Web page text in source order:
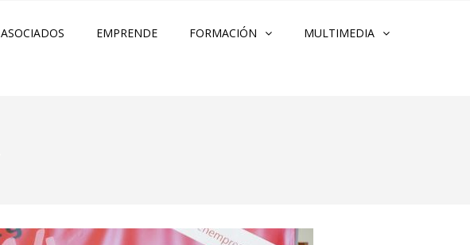
ASOCIADOS EMPRENDE FORMACIÓN MULTIMEDIA